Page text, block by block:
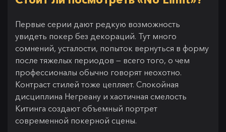
Первые серии дают редкую возможность
увидеть покер без декораций. Тут много
сомнений, усталости, попыток вернуться в форму
после тяжелых периодов — всего того, о чем
профессионалы обычно говорят неохотно.
Контраст стилей тоже цепляет. Спокойная
дисциплина Негреану и хаотичная смелость
Китинга создают объемный портрет
современной покерной сцены.